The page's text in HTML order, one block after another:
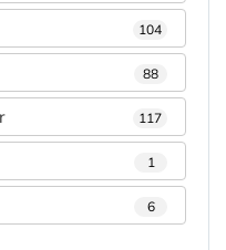
104
88
117
1
6